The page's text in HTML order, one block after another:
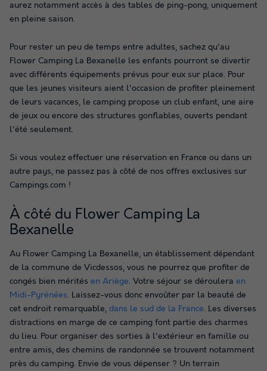
aurez notamment accès à des tables de ping-pong, uniquement
en pleine saison.
Pour rester un peu de temps entre adultes, sachez qu'au
Flower Camping La Bexanelle les enfants pourront se divertir
avec différents équipements prévus pour eux sur place. Pour
que les jeunes visiteurs aient l'occasion de profiter pleinement
de leurs vacances, le camping propose un club enfant, une aire
de jeux ou encore des structures gonflables, ouverts pendant
l'été seulement.
Si vous voulez effectuer une réservation en France ou dans un
autre pays, ne passez pas à côté de nos offres exclusives sur
Campings.com !
À côté du Flower Camping La
Bexanelle
Au Flower Camping La Bexanelle, un établissement dépendant
de la commune de Vicdessos, vous ne pourrez que profiter de
congés bien mérités en Ariège. Votre séjour se déroulera en
Midi-Pyrénées. Laissez-vous donc envoûter par la beauté de
cet endroit remarquable, dans le sud de la France. Les diverses
distractions en marge de ce camping font partie des charmes
du lieu. Pour organiser des sorties à l'extérieur en famille ou
entre amis, des chemins de randonnée se trouvent notamment
près du camping. Envie de vous dépenser ? Un terrain